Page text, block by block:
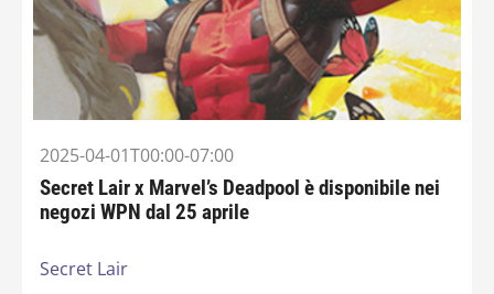
2025-04-01T00:00-07:00
Secret Lair x Marvel’s Deadpool è disponibile nei
negozi WPN dal 25 aprile
Secret Lair